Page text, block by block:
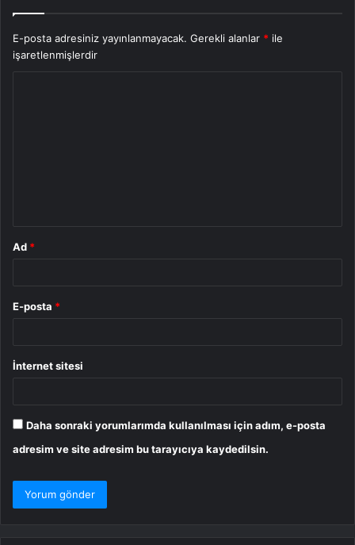
E-posta adresiniz yayınlanmayacak. Gerekli alanlar * ile
işaretlenmişlerdir
Ad *
E-posta *
İnternet sitesi
Daha sonraki yorumlarımda kullanılması için adım, e-posta
adresim ve site adresim bu tarayıcıya kaydedilsin.